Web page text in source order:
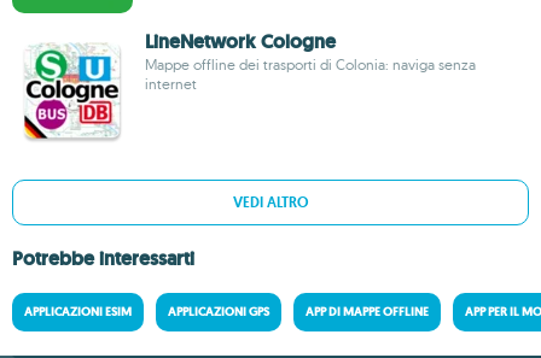
LineNetwork Cologne
Mappe offline dei trasporti di Colonia: naviga senza
internet
VEDI ALTRO
Potrebbe interessarti
APPLICAZIONI ESIM APPLICAZIONI GPS APP DI MAPPE OFFLINE APP PER IL